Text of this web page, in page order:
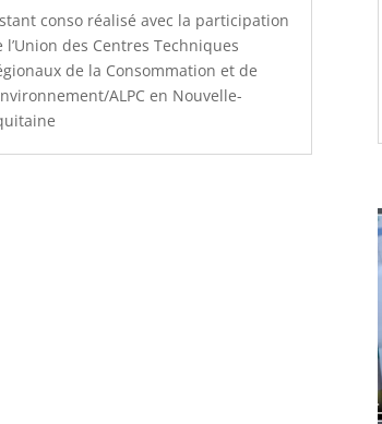
conso réalisé avec la participation
l’Union des Centres Techniques
de la Consommation et de
ALPC en Nouvelle-